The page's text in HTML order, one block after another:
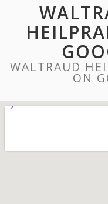
WALTRAUD
ON